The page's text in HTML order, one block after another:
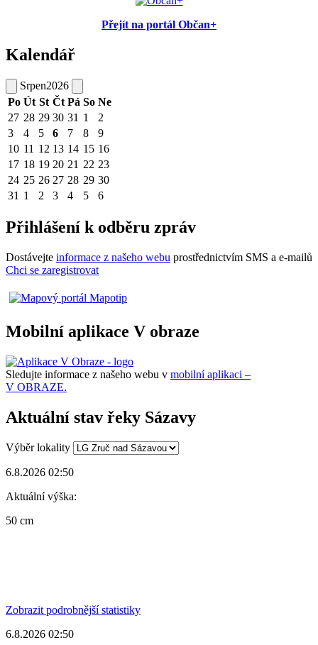
Přejít na portál Občan+
Kalendář
Srpen2026
Po Út St Čt Pá So Ne
27 28 29 30 31 1
2
3
4 5 6 7 8
9
10 11 12 13 14 15 16
17 18 19 20 21 22 23
24 25 26 27 28 29 30
31 1 2 3 4 5 6
Přihlášení k odběru zpráv
Dostávejte informace z našeho webu prostřednictvím SMS a e-mailů
Chci se zaregistrovat
Mobilní aplikace V obraze
Sledujte informace z našeho webu v mobilní aplikaci –
V OBRAZE.
Aktuální stav řeky Sázavy
Výběr lokality
6.8.2026 02:50
Aktuální výška:
50 cm
Zobrazit podrobnější statistiky
6.8.2026 02:50